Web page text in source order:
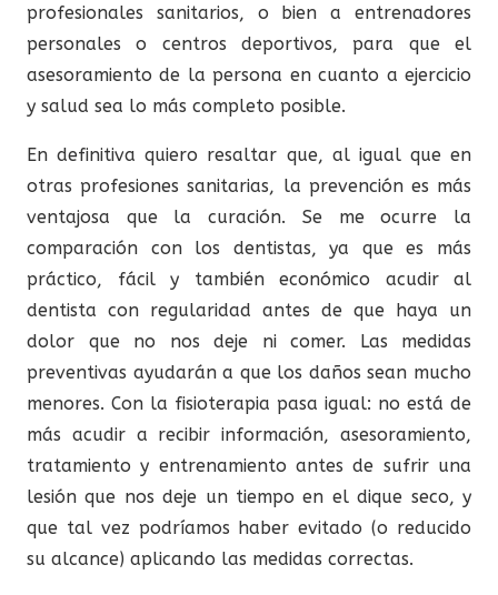
profesionales sanitarios, o bien a entrenadores
personales o centros deportivos, para que el
asesoramiento de la persona en cuanto a ejercicio
y salud sea lo más completo posible.
En definitiva quiero resaltar que, al igual que en
otras profesiones sanitarias, la prevención es más
ventajosa que la curación. Se me ocurre la
comparación con los dentistas, ya que es más
práctico, fácil y también económico acudir al
dentista con regularidad antes de que haya un
dolor que no nos deje ni comer. Las medidas
preventivas ayudarán a que los daños sean mucho
menores. Con la fisioterapia pasa igual: no está de
más acudir a recibir información, asesoramiento,
tratamiento y entrenamiento antes de sufrir una
lesión que nos deje un tiempo en el dique seco, y
que tal vez podríamos haber evitado (o reducido
su alcance) aplicando las medidas correctas.